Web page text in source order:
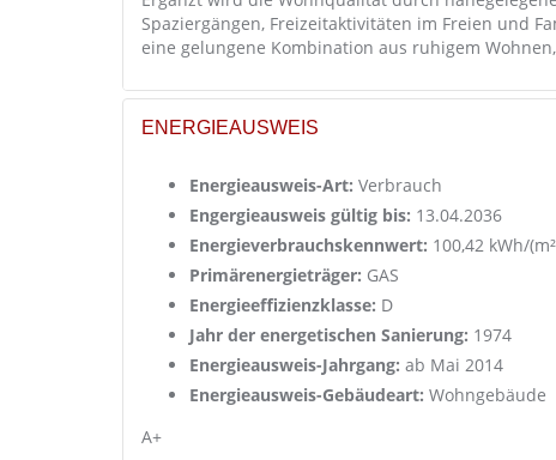
Spaziergängen, Freizeitaktivitäten im Freien und
eine gelungene Kombination aus ruhigem
ENERGIEAUSWEIS
Energieausweis-Art: Verbrauch
Engergieausweis gültig bis: 13.04.2036
Energieverbrauchskennwert: 100,42 kWh/
Primärenergieträger: GAS
Energieeffizienzklasse: D
Jahr der energetischen Sanierung: 1974
Energieausweis-Jahrgang: ab Mai 2014
Energieausweis-Gebäudeart: Wohngebäude
A+